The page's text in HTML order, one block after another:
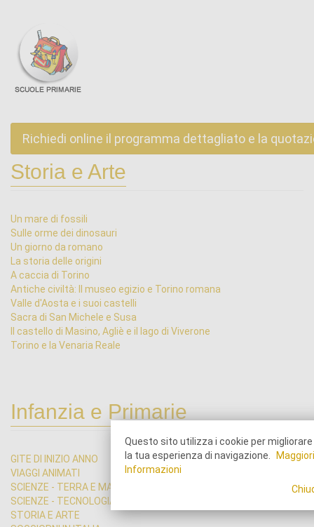
Richiedi online il programma dettagliato e la
Storia e Arte
Un mare di fossili
Sulle orme dei dinosauri
Un giorno da romano
La storia delle origini
A caccia di Torino
Antiche civiltà: Il museo egizio e Torino romana
Valle d'Aosta e i suoi castelli
Sacra di San Michele e Susa
Il castello di Masino, Agliè e il lago di Viverone
Torino e la Venaria Reale
Infanzia e Primarie
GITE DI INIZIO ANNO
VIAGGI ANIMATI
SCIENZE - TERRA E MARE
SCIENZE - TECNOLOGIA
STORIA E ARTE
Questo sito utilizza i cookie per migliorare
la tua esperienza di navigazione.
Informazioni